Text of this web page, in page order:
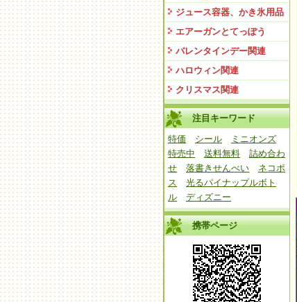
ジュース容器、かき氷用品
エアーガンとてっぽう
バレンタインデー関連
ハロウィン関連
クリスマス関連
注目キーワード
特価
シール
ミニオンズ
特売中
送料無料
詰め合わ
せ
落書きせんべい
ネコポ
ス
光るパイナップルボト
ル
ディズニー
携帯ページ